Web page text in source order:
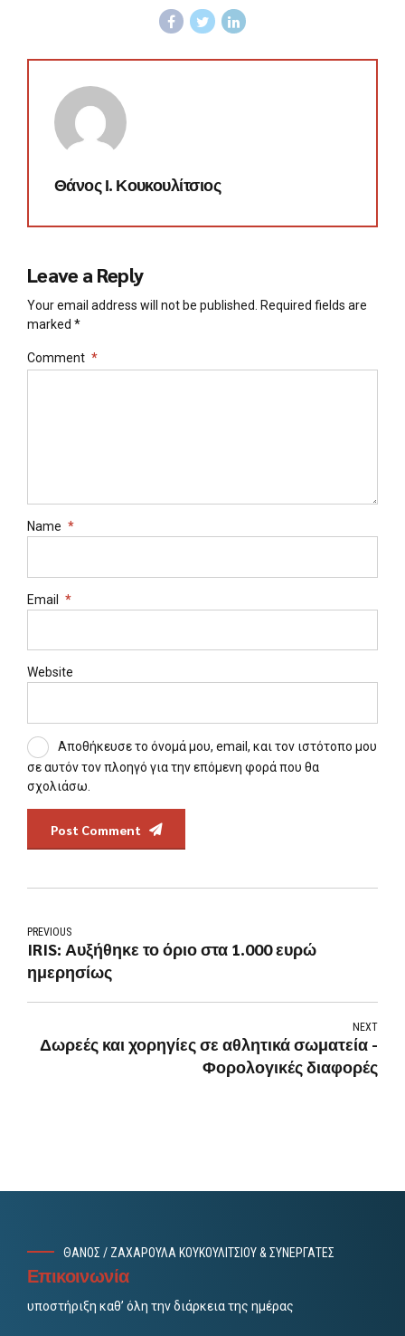
Θάνος Ι. Κουκουλίτσιος
Leave a Reply
Your email address will not be published. Required fields are
marked *
Comment *
Name *
Email *
Website
Αποθήκευσε το όνομά μου, email, και τον ιστότοπο μου
σε αυτόν τον πλοηγό για την επόμενη φορά που θα
σχολιάσω.
Post Comment
PREVIOUS
IRIS: Αυξήθηκε το όριο στα 1.000 ευρώ
ημερησίως
NEXT
Δωρεές και χορηγίες σε αθλητικά σωματεία -
Φορολογικές διαφορές
ΘΑΝΟΣ / ΖΑΧΑΡΟΥΛΑ ΚΟΥΚΟΥΛΙΤΣΙΟΥ & ΣΥΝΕΡΓΑΤΕΣ
Επικοινωνία
υποστήριξη καθ’ όλη την διάρκεια της ημέρας